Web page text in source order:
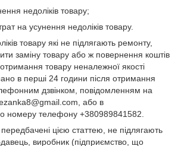
недоліків товару;
на усунення недоліків товару.
товару які не підлягають ремонту,
заміну товару або ж повернення коштів
товару неналежної якості
в перші 24 години після отримання
дзвінком, повідомленням на
або в
номеру телефону +380989841582.
цією статтею, не підлягають
виробник (підприємство, що